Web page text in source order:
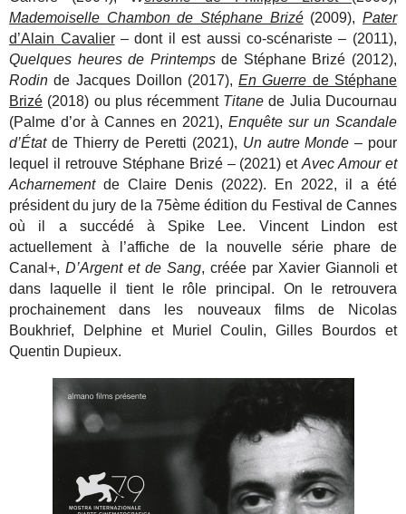
Mademoiselle Chambon de Stéphane Brizé(2009), Pater
d’Alain Cavalier– dont il est aussi co-scénariste – (2011),
Quelques heures de Printempsde Stéphane Brizé (2012),
Rodinde Jacques Doillon (2017),En Guerre de Stéphane
Brizé (2018) ou plus récemment Titane de Julia Ducournau
(Palme d’or à Cannesen 2021), Enquête sur un Scandale
d’Étatde Thierry de Peretti (2021), Un autre Monde – pour
lequel il retrouve Stéphane Brizé – (2021) etAvec Amour et
Acharnementde Claire Denis (2022).
En 2022, il a été
président du jury de la 75èmeédition du Festival de Cannes
où il a succédé à Spike Lee. Vincent Lindon est
actuellement à l’affiche de la nouvelle série phare de
Canal+,D’Argent et de Sang, créée par Xavier Giannoli et
dans laquelle il tient le rôle principal. On le retrouvera
prochainement dans les nouveaux films de Nicolas
Boukhrief, Delphine et Muriel Coulin, Gilles Bourdos et
Quentin Dupieux.